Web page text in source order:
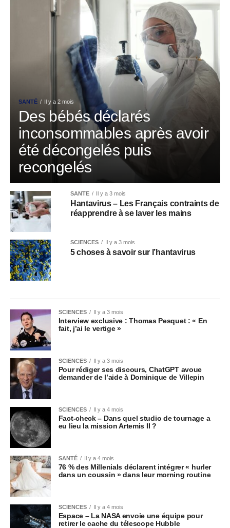
SANTÉ Il y a 2 mois
Des bébés déclarés
inconsommables après avoir
été décongelés puis
recongelés
SANTÉ Il y a 3 mois
Hantavirus – Les Français contraints de
réapprendre à se laver les mains
SCIENCES Il y a 3 mois
5 choses à savoir sur l’hantavirus
SCIENCES Il y a 3 mois
Interview exclusive : Thomas Pesquet : « En
fait, j’ai le vertige »
SCIENCES Il y a 3 mois
Pour rédiger ses discours, ChatGPT avoue
demander de l’aide à Dominique de Villepin
SCIENCES Il y a 4 mois
Fact-check – Dans quel studio de tournage a
eu lieu la mission Artemis II ?
SANTÉ Il y a 4 mois
76 % des Millenials déclarent intégrer « hurler
dans un coussin » dans leur morning routine
SCIENCES Il y a 4 mois
Espace – La NASA envoie une équipe pour
retirer le cache du télescope Hubble